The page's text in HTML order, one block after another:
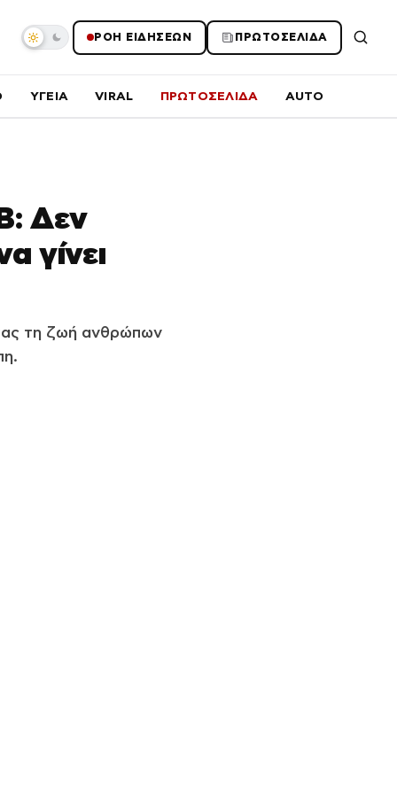
ΡΟΗ ΕΙΔΗΣΕΩΝ ΠΡΩΤΟΣΕΛΙΔΑ
ΥΓΕΙΑ VIRAL ΠΡΩΤΟΣΕΛΙΔΑ AUTO
Δεν
γίνει
τη ζωή ανθρώπων